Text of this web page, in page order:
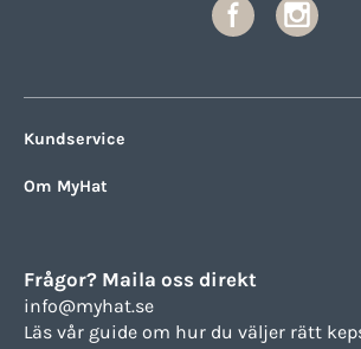
Kundservice
Om MyHat
Frågor? Maila oss direkt
info@myhat.se
Läs vår guide om hur du väljer rätt